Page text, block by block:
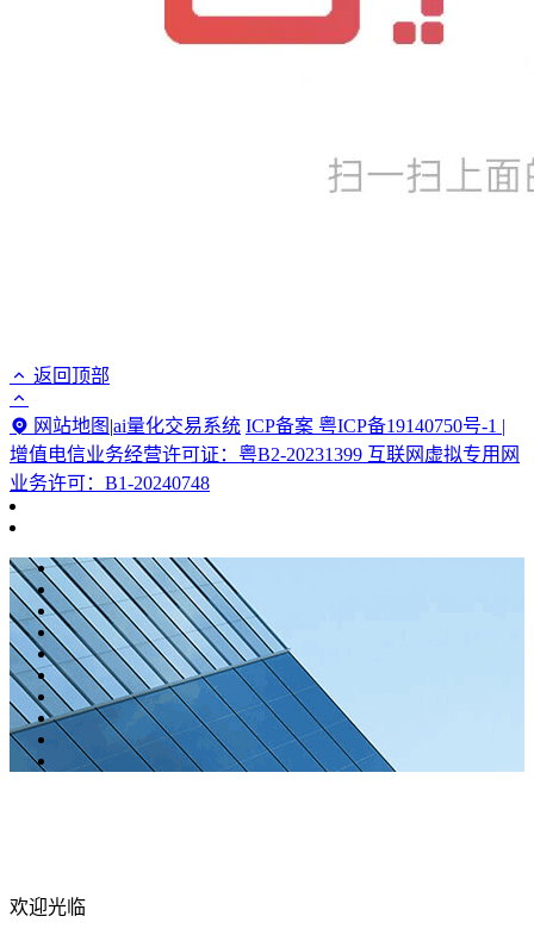
返回顶部
网站地图 |ai量化交易系统 ICP备案 粤ICP备19140750号-1 |
增值电信业务经营许可证：粤B2-20231399 互联网虚拟专用网
业务许可：B1-20240748
欢迎光临